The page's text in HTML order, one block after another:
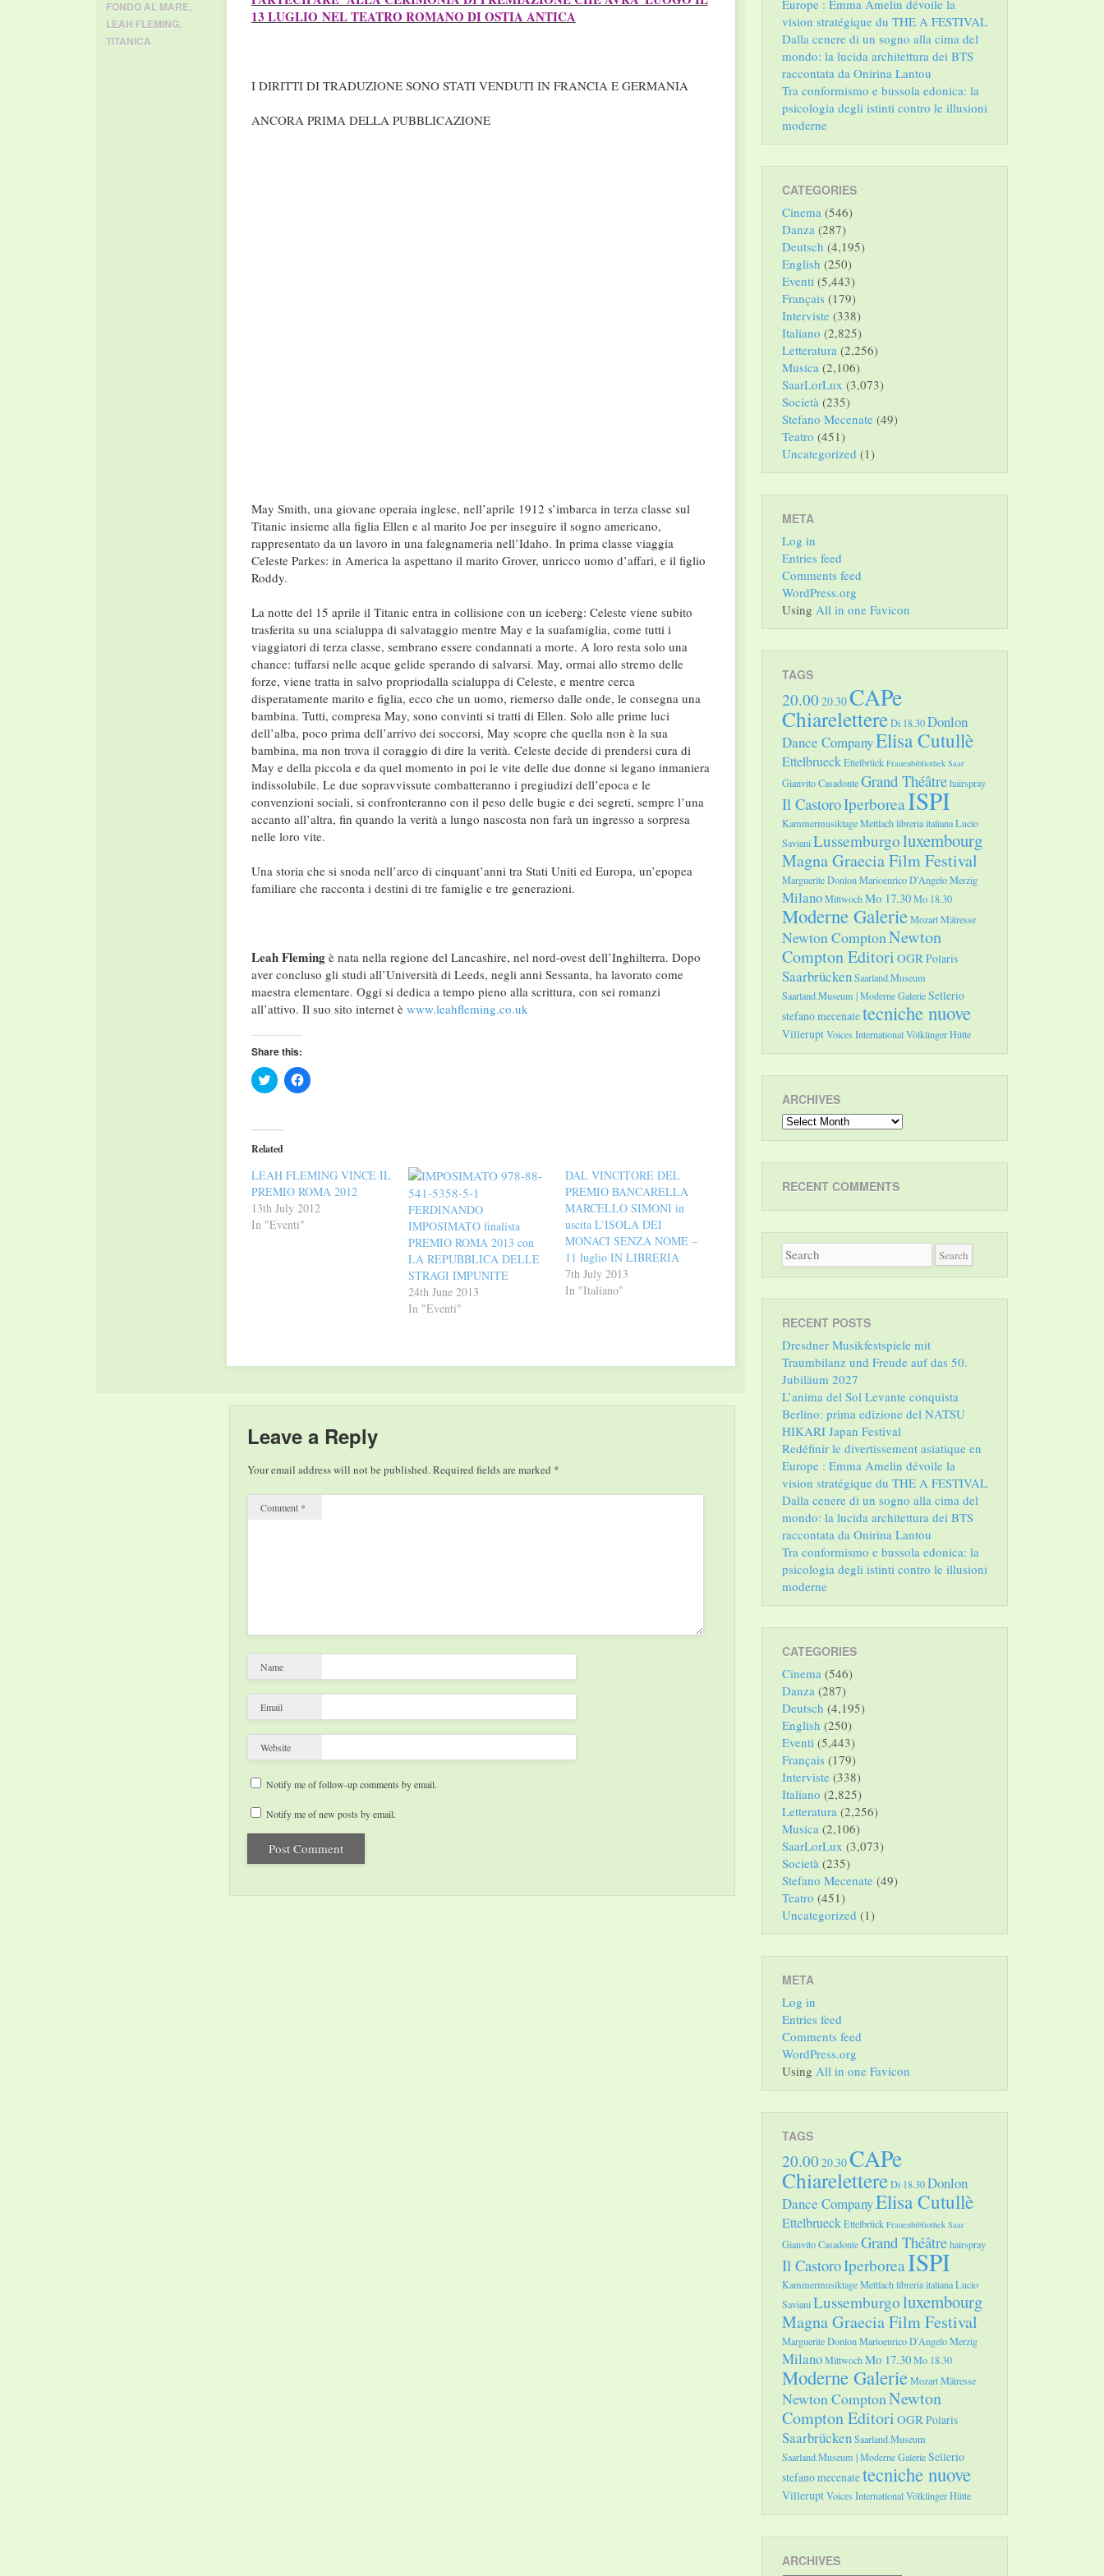
13 LUGLIO NEL TEATRO ROMANO DI OSTIA ANTICA
I DIRITTI DI TRADUZIONE SONO STATI VENDUTI IN FRANCIA E GERMANIA
ANCORA PRIMA DELLA PUBBLICAZIONE
May Smith, una giovane operaia inglese, nell’aprile 1912 s’imbarca in terza classe sul
Titanic insieme alla figlia Ellen e al marito Joe per inseguire il sogno americano,
rappresentato da un lavoro in una falegnameria nell’Idaho. In prima classe viaggia
Celeste Parkes: in America la aspettano il marito Grover, unricco uomo d’affari, e il figlio
Roddy.
La notte del 15 aprile il Titanic entra in collisione con un iceberg: Celeste viene subito
trasferita su una scialuppa di salvataggio mentre May e la suafamiglia, come tutti i
viaggiatori di terza classe, sembrano essere condannati a morte. A loro resta solo una
chance: tuffarsi nelle acque gelide sperando di salvarsi. May, ormai allo stremo delle
forze, viene tratta in salvo propriodalla scialuppa di Celeste, e mentre cerca
disperatamente marito e figlia, ecco che un uomo, riemerso dalle onde, le consegna una
bambina. Tutti, compresa May, sono convinti si tratti di Ellen. Solo alle prime luci
dell’alba, poco prima dell’arrivo dei soccorsi, May scopre che quella non è la sua
bambina, ma non trova il coraggio di dire la verità. Celeste decide di prendersi cura di
May e della piccola e da quel momento in poi le vite delle due donne si legano inmaniera
indissolubile. Le due sopravvissute combatteranno i pregiudizi dell’epoca e le
convenzioni sociali, si confronteranno con il peso delle bugie e dei segreti, sempre l’una
accanto all’altra, fin quando la verità a lungo nascosta non farà un ingresso a sorpresa
nelle loro vite.
Una storia che si snoda nell’arco di cinquant’anni tra Stati Uniti ed Europa, un’epopea
familiare che racconta i destini di tre famiglie e tre generazioni.
Leah Flemingè nata nella regione del Lancashire, nel nord-ovest dell’Inghilterra. Dopo
aver concluso gli studi all’Università di Leeds, negli anni Sessanta, ha lavorato come
maestra elementare. Oggi si dedica a tempo pieno alla scrittura, con sei romanzi
all’attivo. Il suo sito internet è www.leahfleming.co.uk
Share this:
Click
to
(Opens
in
new
Click
to
Related
LEAH FLEMING VINCE IL
PREMIO ROMA 2012
13th July 2012
In "Eventi"
FERDINANDO
IMPOSIMATO finalista
PREMIO ROMA 2013 con
LA REPUBBLICA DELLE
STRAGI IMPUNITE
24th June 2013
In "Eventi"
DAL VINCITORE DEL
PREMIO BANCARELLA
MARCELLO SIMONI in
uscita L’ISOLA DEI
MONACI SENZA NOME –
11 luglio IN LIBRERIA
7th July 2013
In "Italiano"
FONDO AL MARE,
LEAH FLEMING,
TITANICA
Leave a Reply
Your email address will not be published.Required fields are marked *
Comment *
Name
Email
Website
Notify me of follow-up comments by email.
Notify me of new posts by email.
Europe : Emma Amelin dévoile la
vision stratégique du THE A FESTIVAL
Dalla cenere di un sogno alla cima del
mondo: la lucida architettura dei BTS
raccontata da Onirina Lantou
Tra conformismo e bussola edonica: la
psicologia degli istinti contro le illusioni
moderne
CATEGORIES
Cinema (546)
Danza (287)
Deutsch (4,195)
English (250)
Eventi (5,443)
Français (179)
Interviste (338)
Italiano (2,825)
Letteratura (2,256)
Musica (2,106)
SaarLorLux (3,073)
Società (235)
Stefano Mecenate (49)
Teatro (451)
Uncategorized (1)
META
Log in
Entries feed
Comments feed
WordPress.org
Using All in one Favicon
TAGS
20.00 20.30CAPe
ChiarelettereDi 18.30Donlon
Dance CompanyElisa Cutullè
EttelbrueckEttelbrück Frauenbibliothek Saar
Gianvito CasadonteGrand Théâtrehairspray
Il CastoroIperboreaISPI
Kammermusiktage Mettlachlibreria italianaLucio
SavianiLussemburgoluxembourg
Magna Graecia Film Festival
Marguerite DonlonMarioenrico D'AngeloMerzig
MilanoMittwochMo 17.30Mo 18.30
Moderne GalerieMozartMätresse
Newton ComptonNewton
Compton Editori OGRPolaris
SaarbrückenSaarland.Museum
Saarland.Museum | Moderne GalerieSellerio
stefano mecenatetecniche nuove
VilleruptVoices InternationalVölklinger Hütte
ARCHIVES
Archives
RECENT COMMENTS
RECENT POSTS
Dresdner Musikfestspiele mit
Traumbilanz und Freude auf das 50.
Jubiläum 2027
L’anima del Sol Levante conquista
Berlino: prima edizione del NATSU
HIKARI Japan Festival
Redéfinir le divertissement asiatique en
Europe : Emma Amelin dévoile la
vision stratégique du THE A FESTIVAL
Dalla cenere di un sogno alla cima del
mondo: la lucida architettura dei BTS
raccontata da Onirina Lantou
Tra conformismo e bussola edonica: la
psicologia degli istinti contro le illusioni
moderne
CATEGORIES
Cinema (546)
Danza (287)
Deutsch (4,195)
English (250)
Eventi (5,443)
Français (179)
Interviste (338)
Italiano (2,825)
Letteratura (2,256)
Musica (2,106)
SaarLorLux (3,073)
Società (235)
Stefano Mecenate (49)
Teatro (451)
Uncategorized (1)
META
Log in
Entries feed
Comments feed
WordPress.org
Using All in one Favicon
TAGS
20.00 20.30CAPe
ChiarelettereDi 18.30Donlon
Dance CompanyElisa Cutullè
EttelbrueckEttelbrück Frauenbibliothek Saar
Gianvito CasadonteGrand Théâtrehairspray
Il CastoroIperboreaISPI
Kammermusiktage Mettlachlibreria italianaLucio
SavianiLussemburgoluxembourg
Magna Graecia Film Festival
Marguerite DonlonMarioenrico D'AngeloMerzig
MilanoMittwochMo 17.30Mo 18.30
Moderne GalerieMozartMätresse
Newton ComptonNewton
Compton Editori OGRPolaris
SaarbrückenSaarland.Museum
Saarland.Museum | Moderne GalerieSellerio
stefano mecenatetecniche nuove
VilleruptVoices InternationalVölklinger Hütte
ARCHIVES